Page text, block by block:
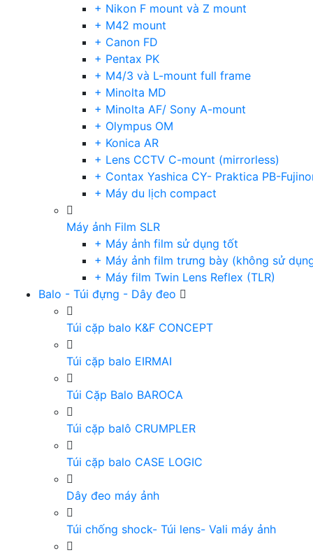
+ Nikon F mount và Z mount
+ M42 mount
+ Canon FD
+ Pentax PK
+ M4/3 và L-mount full frame
+ Minolta MD
+ Minolta AF/ Sony A-mount
+ Olympus OM
+ Konica AR
+ Lens CCTV C-mount (mirrorless)
+ Contax Yashica CY- Praktica PB-
+ Máy du lịch compact
Máy ảnh Film SLR
+ Máy ảnh film sử dụng tốt
+ Máy ảnh film trưng bày (không sử
+ Máy film Twin Lens Reflex (TLR)
Balo - Túi đựng - Dây đeo
Túi cặp balo K&F CONCEPT
Túi cặp balo EIRMAI
Túi Cặp Balo BAROCA
Túi cặp balô CRUMPLER
Túi cặp balo CASE LOGIC
Dây đeo máy ảnh
Túi chống shock- Túi lens- Vali máy ảnh